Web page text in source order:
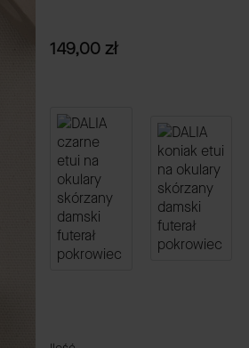
Cena
149,00 zł